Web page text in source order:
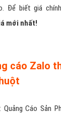
Để biết giá
mới nhất!
cáo Zalo
Cáo Sản